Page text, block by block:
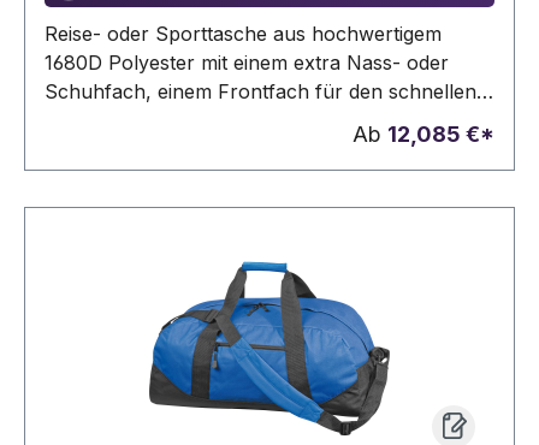
Reise- oder Sporttasche aus hochwertigem
1680D Polyester mit einem extra Nass- oder
Schuhfach, einem Frontfach für den schnellen
Zugriff, einem großen Hauptfach und einer
Füllkapazität von 55 Litern. Ihre Werbung wird
auf das Vorfach gedruckt.
Ab 12,085 €*